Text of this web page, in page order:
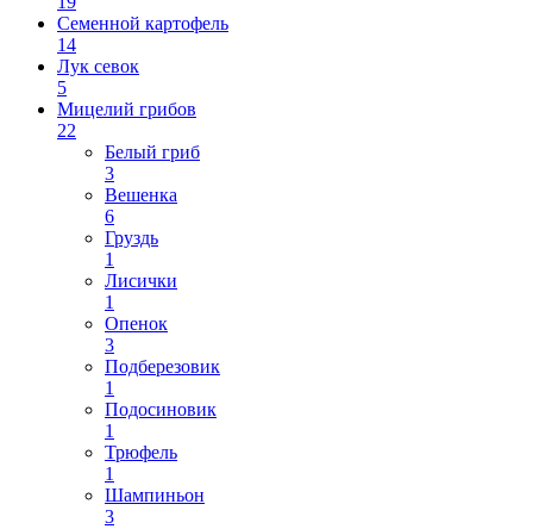
Семенной картофель
14
Лук севок
5
Мицелий грибов
22
Белый гриб
3
Вешенка
6
Груздь
1
Лисички
1
Опенок
3
Подберезовик
1
Подосиновик
1
Трюфель
1
Шампиньон
3